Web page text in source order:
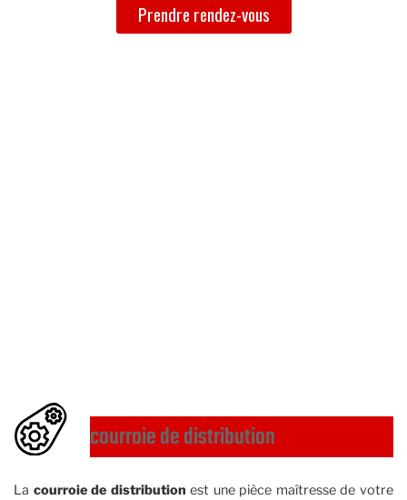
Prendre rendez-vous
courroie de distribution
La courroie de distribution est une pièce maîtresse de votre